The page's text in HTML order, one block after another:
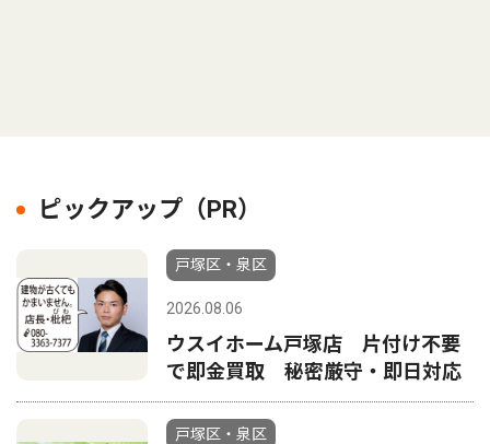
ピックアップ（PR）
戸塚区・泉区
2026.08.06
ウスイホーム戸塚店 片付け不要
で即金買取 秘密厳守・即日対応
戸塚区・泉区